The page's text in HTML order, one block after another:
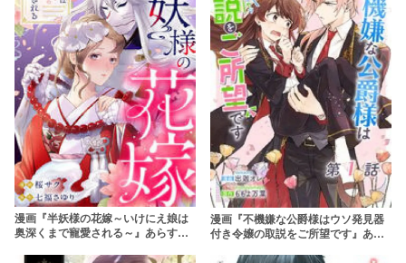
漫画『半妖様の花嫁～いけにえ娘は
奥深くまで寵愛される～』あらすじ
漫画『不機嫌な公爵様はウソ発見器
付き令嬢の取説をご所望です』あら